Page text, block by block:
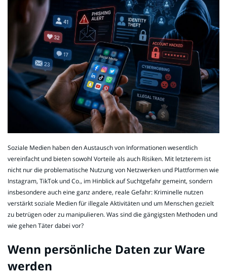
Soziale Medien haben den Austausch von Informationen wesentlich
vereinfacht und bieten sowohl Vorteile als auch Risiken. Mit letzterem ist
nicht nur die problematische Nutzung von Netzwerken und Plattformen wie
Instagram, TikTok und Co., im Hinblick auf Suchtgefahr gemeint, sondern
insbesondere auch eine ganz andere, reale Gefahr: Kriminelle nutzen
verstärkt soziale Medien für illegale Aktivitäten und um Menschen gezielt
zu betrügen oder zu manipulieren. Was sind die gängigsten Methoden und
wie gehen Täter dabei vor?
Wenn persönliche Daten zur Ware
werden